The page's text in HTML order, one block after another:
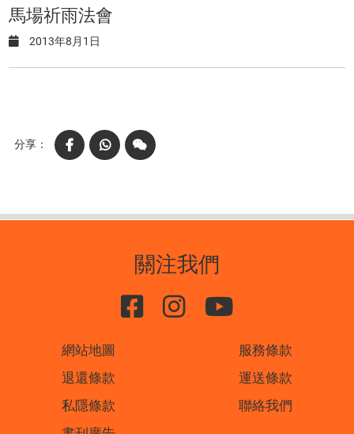
馬場祈雨法會
2013年8月1日
FacebookWhatsAppWeChat
關注我們
網站地圖
服務條款
退還條款
運送條款
私隱條款
聯絡我們